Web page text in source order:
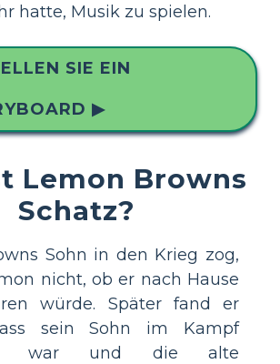
hatte, Musik zu spielen.
SIE EIN
▶
Lemon Browns
Schatz?
Sohn in den Krieg zog,
nicht, ob er nach Hause
würde. Später fand er
sein Sohn im Kampf
war und die alte